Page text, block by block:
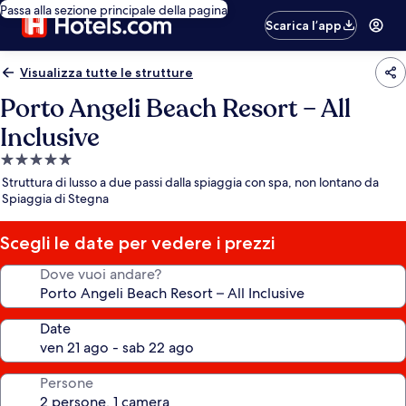
Passa alla sezione principale della pagina
Scarica l’app
Visualizza tutte le strutture
Porto Angeli Beach Resort – All
Inclusive
Struttura
a
5.0
stelle
Struttura di lusso a due passi dalla spiaggia con spa, non lontano da
Spiaggia di Stegna
Scegli le date per vedere i prezzi
Dove vuoi andare?
Date
Persone